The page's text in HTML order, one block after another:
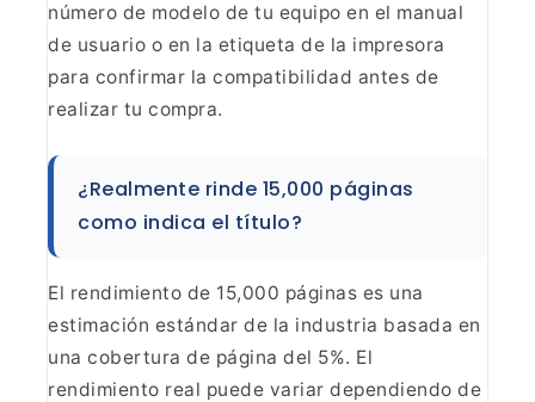
número de modelo de tu equipo en el manual
de usuario o en la etiqueta de la impresora
para confirmar la compatibilidad antes de
realizar tu compra.
¿Realmente rinde 15,000 páginas
como indica el título?
El rendimiento de 15,000 páginas es una
estimación estándar de la industria basada en
una cobertura de página del 5%. El
rendimiento real puede variar dependiendo de